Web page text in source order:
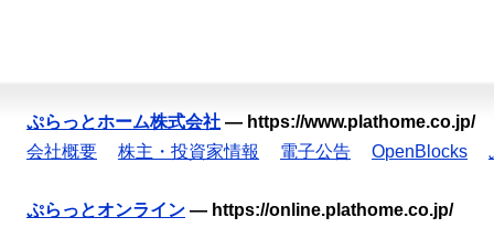
ぷらっとホーム株式会社 — https://www.plathome.co.jp/
会社概要
株主・投資家情報 電子公告 OpenBlocks
ぷらっとオンライン — https://online.plathome.co.jp/